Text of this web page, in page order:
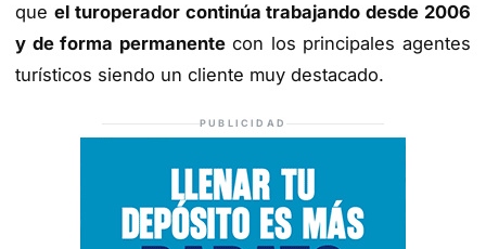
que el turoperador continúa trabajando desde 2006
y de forma permanentecon los principales agentes
turísticos siendo un cliente muy destacado.
PUBLICIDAD